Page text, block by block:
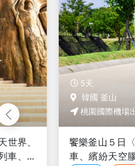
5天
韓國 釜山
桃園國際機場出發
饗樂釜山５日〈彩妝一站
車、繽紛天空膠囊、豪華